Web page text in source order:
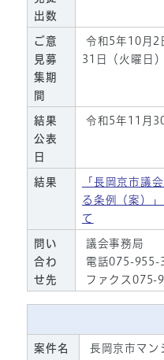
出数
ご意
見募
集期
間
令和5年10月2
31日（火曜日）
結果
公表
日
令和5年11月
結果
「長岡京市議
る条例（案）
て
問い
合わ
せ先
議会事務局
電話075-955-
ファクス075-
案件名
長岡京市マン